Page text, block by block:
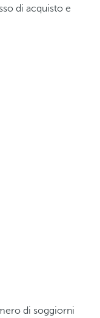
di acquisto e
di soggiorni